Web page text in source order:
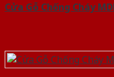
Cửa Gỗ Chống Cháy